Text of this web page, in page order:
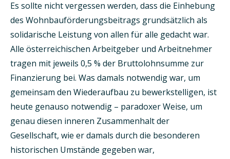
Es sollte nicht vergessen werden, dass die Einhebung
des Wohnbauförderungsbeitrags grundsätzlich als
solidarische Leistung von allen für alle gedacht war.
Alle österreichischen Arbeitgeber und Arbeitnehmer
tragen mit jeweils 0,5 % der Bruttolohnsumme zur
Finanzierung bei. Was damals notwendig war, um
gemeinsam den Wiederaufbau zu bewerkstelligen, ist
heute genauso notwendig – paradoxer Weise, um
genau diesen inneren Zusammenhalt der
Gesellschaft, wie er damals durch die besonderen
historischen Umstände gegeben war,